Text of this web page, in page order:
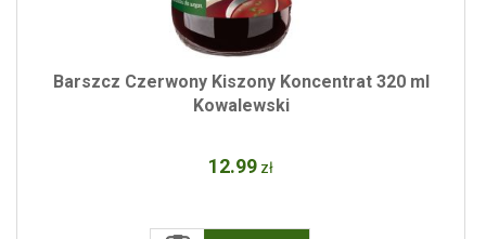
Barszcz Czerwony Kiszony Koncentrat 320 ml
Kowalewski
12.99 zł